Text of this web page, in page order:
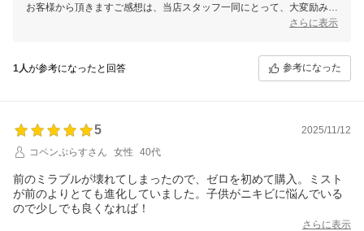
お客様から頂きますご感想は、当店スタッフ一同にとって、大変励みと
なります。今後共お客様にご満足いただけますよう、更なる努力をして
さらに表示
1人が参考になったと回答 参考になった
5
2025/11/12
コペンぷらすさん
女性 40代
前のミラブルが壊れてしまったので、ゼロを初めて購入。ミスト
が前のよりとても進化していました。子供がニキビに悩んでいる
ので少しでも良くなれば！
さらに表示